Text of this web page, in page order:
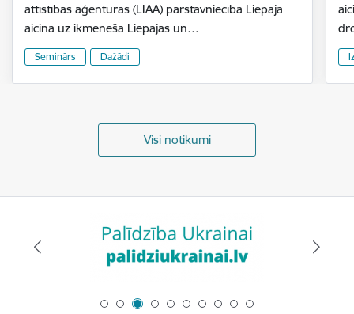
attīstības aģentūras (LIAA) pārstāvniecība Liepājā
aicina uz ikmēneša Liepājas un…
Seminārs Dažādi
Visi notikumi